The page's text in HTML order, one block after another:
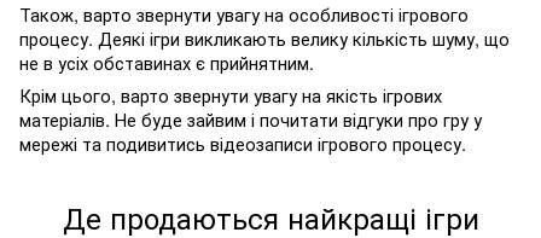
Також, варто звернути увагу на особливості ігрового
процесу. Деякі ігри викликають велику кількість шуму, що
не в усіх обставинах є прийнятним.
Крім цього, варто звернути увагу на якість ігрових
матеріалів. Не буде зайвим і почитати відгуки про гру у
мережі та подивитись відеозаписи ігрового процесу.
Де продаються найкращі ігри